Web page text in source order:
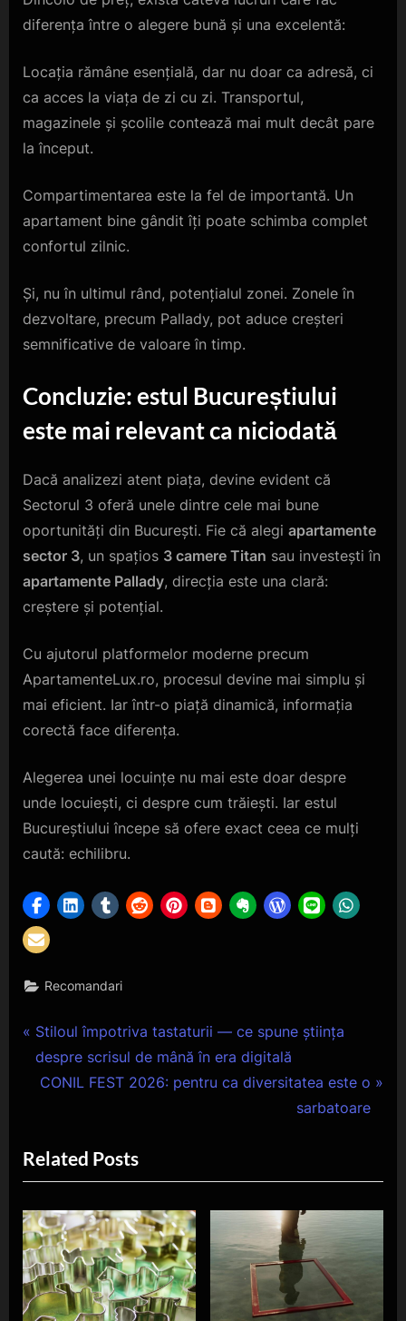
diferența între o alegere bună și una excelentă:
Locația rămâne esențială, dar nu doar ca adresă, ci
ca acces la viața de zi cu zi. Transportul,
magazinele și școlile contează mai mult decât pare
la început.
Compartimentarea este la fel de importantă. Un
apartament bine gândit îți poate schimba complet
confortul zilnic.
Și, nu în ultimul rând, potențialul zonei. Zonele în
dezvoltare, precum Pallady, pot aduce creșteri
semnificative de valoare în timp.
Concluzie: estul Bucureștiului
este mai relevant ca niciodată
Dacă analizezi atent piața, devine evident că
Sectorul 3 oferă unele dintre cele mai bune
oportunități din București. Fie că alegi apartamente
sector 3, un spațios 3 camere Titan sau investești în
apartamente Pallady, direcția este una clară:
creștere și potențial.
Cu ajutorul platformelor moderne precum
ApartamenteLux.ro, procesul devine mai simplu și
mai eficient. Iar într-o piață dinamică, informația
corectă face diferența.
Alegerea unei locuințe nu mai este doar despre
unde locuiești, ci despre cum trăiești. Iar estul
Bucureștiului începe să ofere exact ceea ce mulți
caută: echilibru.
Recomandari
Navigare
în
P
r
e
o
u
s
P
o
s
t
Stiloul împotriva tastaturii — ce spune știința
despre scrisul de mână în era digitală
N
t
P
o
s
t
:
CONIL FEST 2026: pentru ca diversitatea este o
sarbatoare
Related Posts